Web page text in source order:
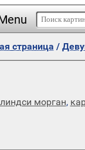
страница /
линдси морган,